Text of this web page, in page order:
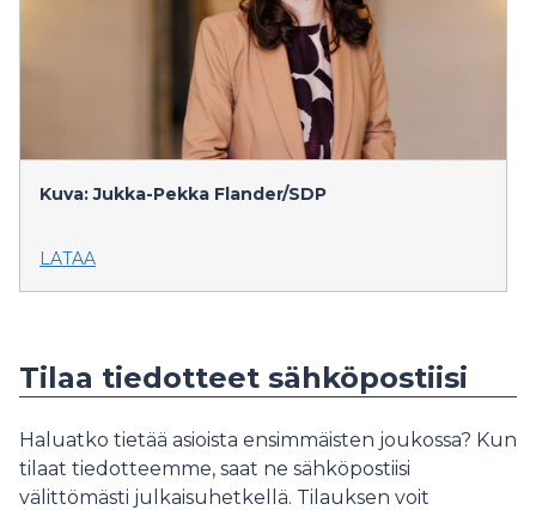
Kuva: Jukka-Pekka Flander/SDP
LATAA
Tilaa tiedotteet sähköpostiisi
Haluatko tietää asioista ensimmäisten joukossa? Kun
tilaat tiedotteemme, saat ne sähköpostiisi
välittömästi julkaisuhetkellä. Tilauksen voit